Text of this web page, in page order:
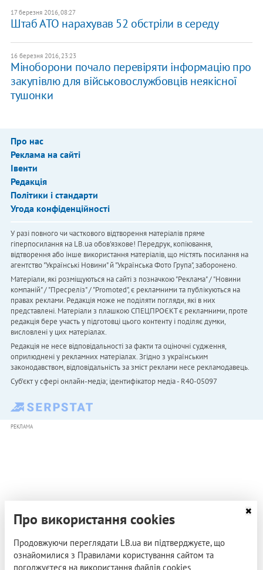
17 березня 2016, 08:27
Штаб АТО нарахував 52 обстріли в середу
16 березня 2016, 23:23
Міноборони почало перевіряти інформацію про
закупівлю для військовослужбовців неякісної
тушонки
Про нас
Реклама на сайті
Івенти
Редакція
Політики і стандарти
Угода конфіденційності
У разі повного чи часткового відтворення матеріалів пряме
гіперпосилання на LB.ua обов'язкове! Передрук, копіювання,
відтворення або інше використання матеріалів, що містять посилання на
агентство "Українськi Новини" й "Українська Фото Група", заборонено.
Матеріали, які розміщуються на сайті з позначкою "Реклама" / "Новини
компаній" / "Пресреліз" / "Promoted", є рекламними та публікуються на
правах реклами. Редакція може не поділяти погляди, які в них
представлені. Матеріали з плашкою СПЕЦПРОЄКТ є рекламними, проте
редакція бере участь у підготовці цього контенту і поділяє думки,
висловлені у цих матеріалах.
Редакція не несе відповідальності за факти та оціночні судження,
оприлюднені у рекламних матеріалах. Згідно з українським
законодавством, відповідальність за зміст реклами несе рекламодавець.
Cуб'єкт у сфері онлайн-медіа; ідентифікатор медіа - R40-05097
РЕКЛАМА
Про використання cookies
Продовжуючи переглядати LB.ua ви підтверджуєте, що
ознайомилися з Правилами користування сайтом та
погоджуєтеся на використання файлів cookies